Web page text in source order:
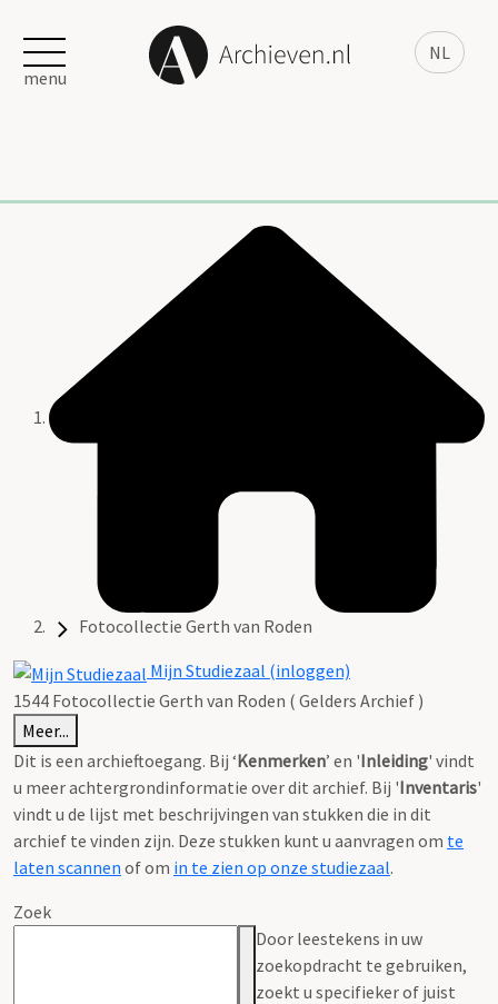
NL
menu
Fotocollectie Gerth van Roden
Mijn Studiezaal (inloggen)
1544 Fotocollectie Gerth van Roden ( Gelders Archief )
Meer...
Dit is een archieftoegang. Bij ‘Kenmerken’ en 'Inleiding' vindt
u meer achtergrondinformatie over dit archief. Bij 'Inventaris'
vindt u de lijst met beschrijvingen van stukken die in dit
archief te vinden zijn. Deze stukken kunt u aanvragen om te
laten scannen of om in te zien op onze studiezaal.
Zoek
Door leestekens in uw
zoekopdracht te gebruiken,
zoekt u specifieker of juist